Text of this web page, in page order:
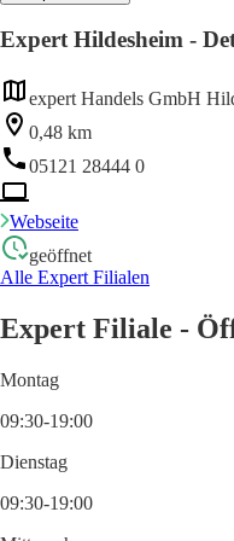
Expert Hildesheim -
expert Handels GmbH
0,48 km
05121 28444 0
Webseite
geöffnet
Alle Expert Filialen
Expert Filiale -
Montag
09:30-19:00
Dienstag
09:30-19:00